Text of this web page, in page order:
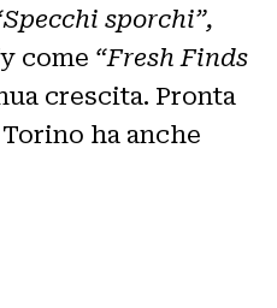
sporchi”,
come “Fresh Finds
crescita. Pronta
ha anche